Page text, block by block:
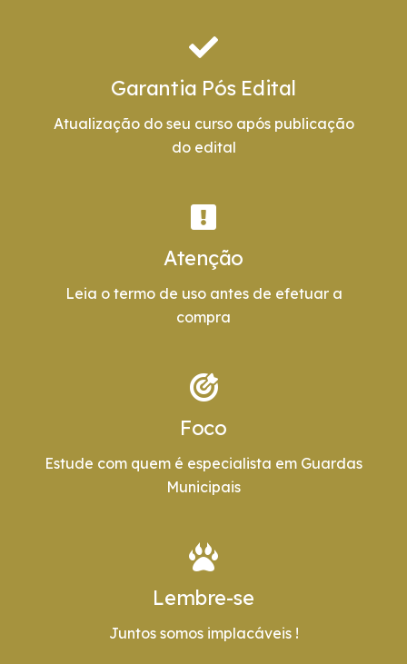
Garantia Pós Edital
Atualização do seu curso após publicação
do edital
Atenção
Leia o termo de uso antes de efetuar a
compra
Foco
Estude com quem é especialista em Guardas
Municipais
Lembre-se
Juntos somos implacáveis !